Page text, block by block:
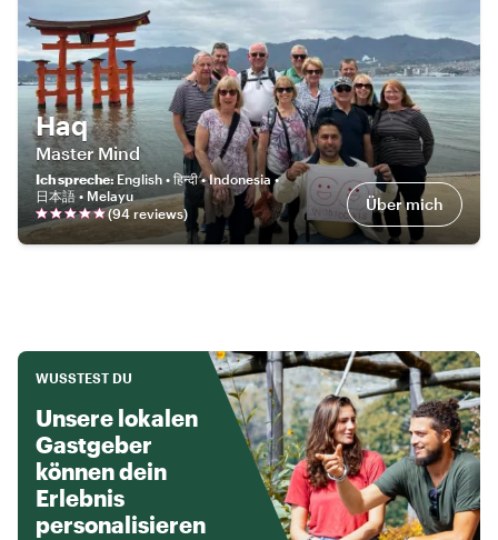
Haq
Master Mind
Ich spreche:English • हिन्दी • Indonesia •
日本語 • Melayu
(94reviews) Über mich
WUSSTEST DU
Unsere lokalen
Gastgeber
können dein
Erlebnis
personalisieren